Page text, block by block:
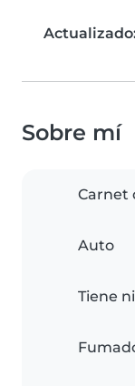
Sobre mí
Carnet
Auto
Tiene